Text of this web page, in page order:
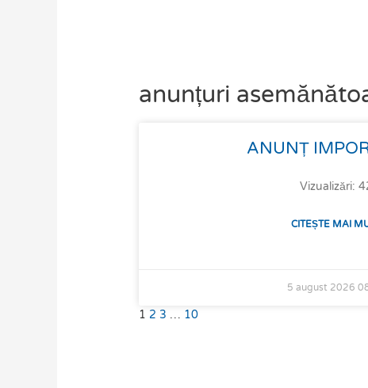
anunțuri
ANUNȚ
Vizualizări:
CITEȘTE MAI
5 august 2026
1 2 3 … 10